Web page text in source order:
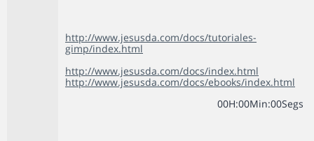
http://www.jesusda.com/docs/tutoriales-
gimp/index.html
http://www.jesusda.com/docs/index.html
http://www.jesusda.com/docs/ebooks/index.html
00H:00Min:00Segs